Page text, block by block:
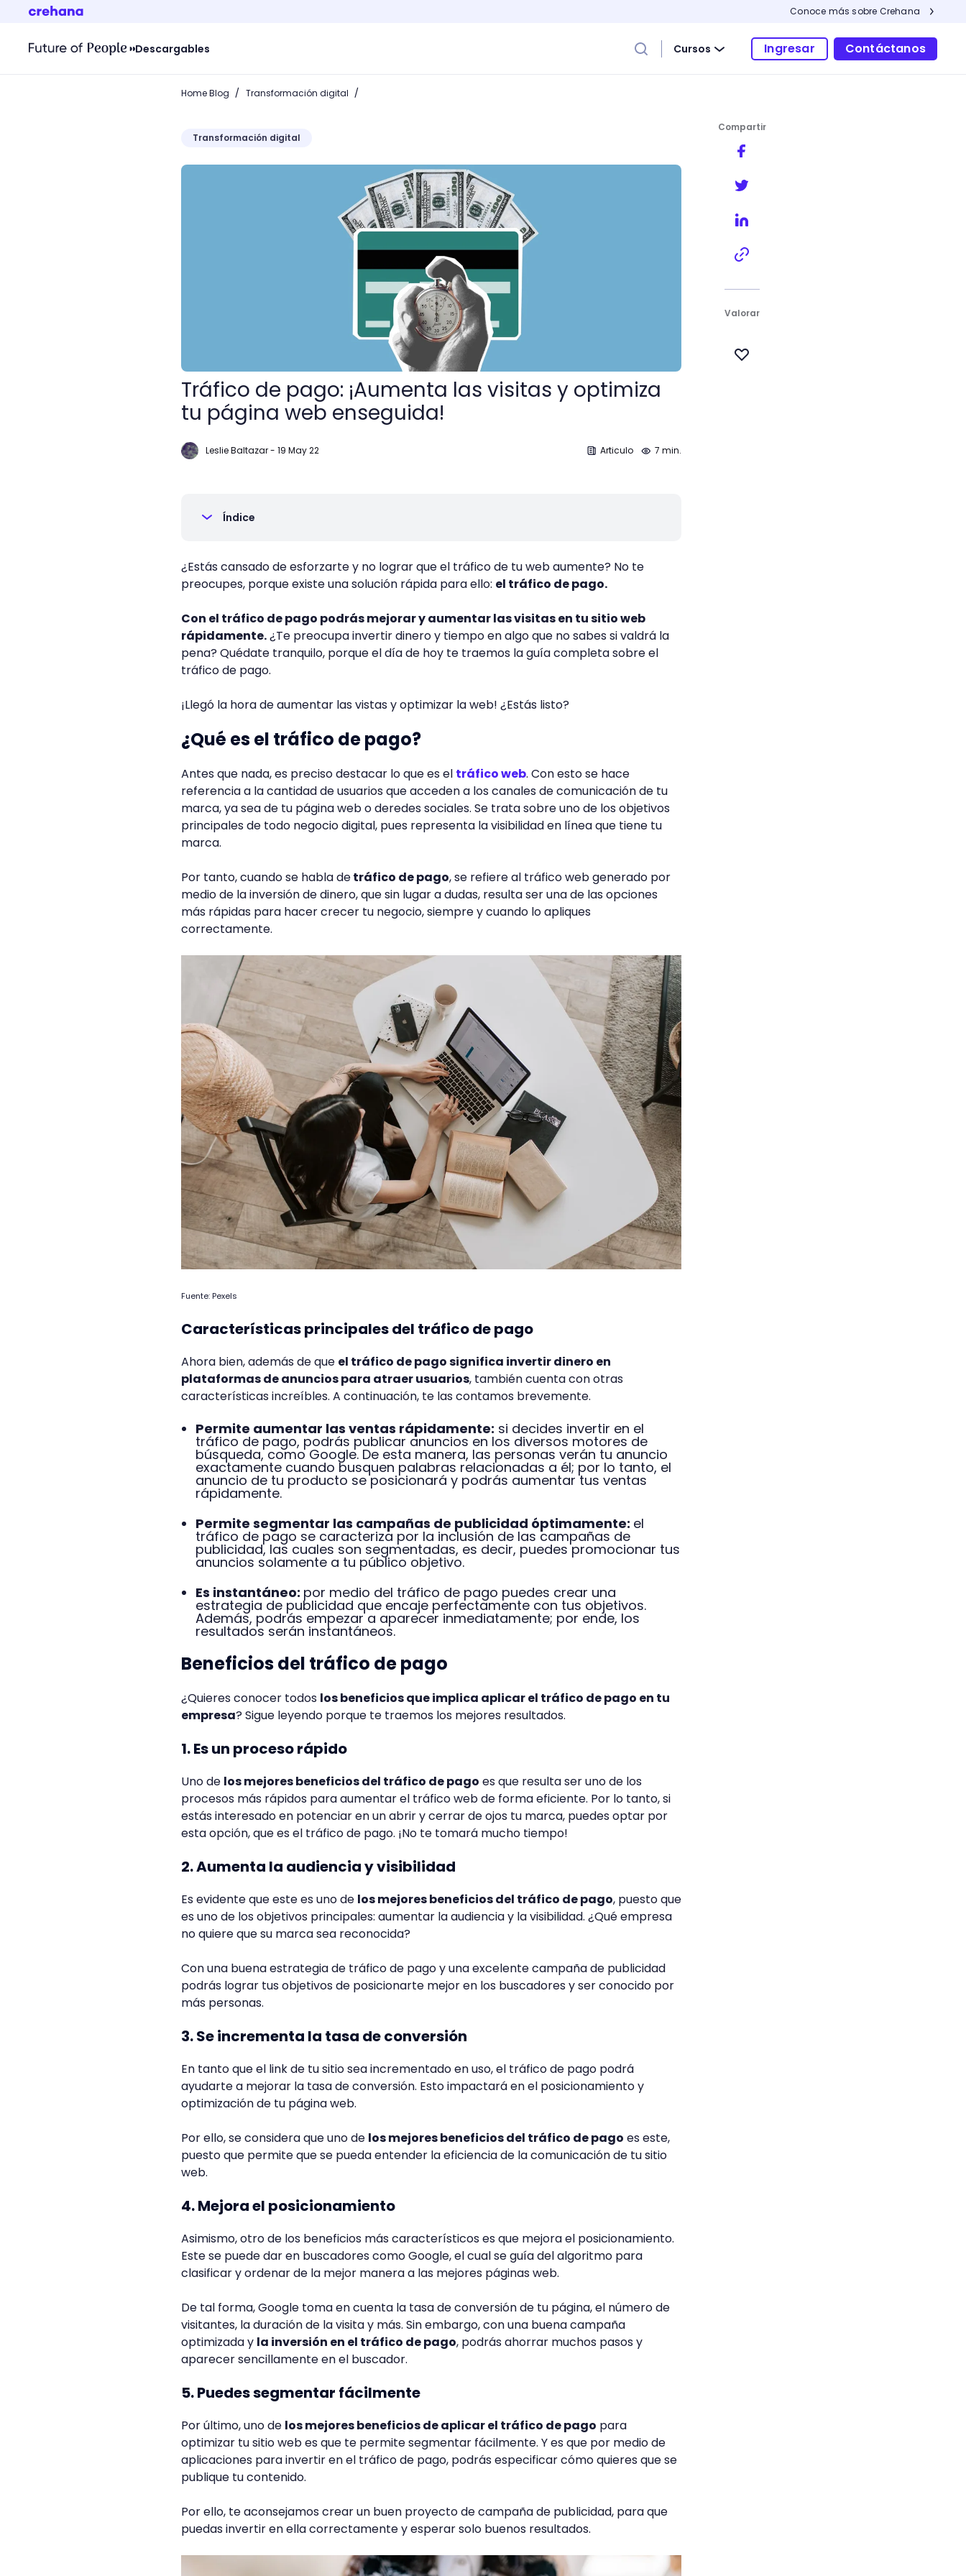
Conoce más sobre Crehana
Descargables Cursos Ingresar Contáctanos
Home Blog / Transformación digital /
Transformación digital
Tráfico de pago: ¡Aumenta las visitas y optimiza tu página web enseguida!
Tráfico de pago: ¡Aumenta las visitas y optimiza
tu página web enseguida!
Leslie Baltazar- 19 May 22 Articulo 7 min.
Índice
¿Estás cansado de esforzarte y no lograr que el tráfico de tu web aumente? No te
preocupes, porque existe una solución rápida para ello: el tráfico de pago.
Con el tráfico de pago podrás mejorar y aumentar las visitas en tu sitio web
rápidamente.¿Te preocupa invertir dinero y tiempo en algo que no sabes si valdrá la
pena? Quédate tranquilo, porque el día de hoy te traemos la guía completa sobre el
tráfico de pago.
¡Llegó la hora de aumentar las vistas y optimizar la web! ¿Estás listo?
¿Qué es el tráfico de pago?
Antes que nada, es preciso destacar lo que es el tráfico web. Con esto se hace
referencia a la cantidad de usuarios que acceden a los canales de comunicación de tu
marca, ya sea de tu página web o deredes sociales. Se trata sobre uno de los objetivos
principales de todo negocio digital, pues representa la visibilidad en línea que tiene tu
marca.
Por tanto, cuando se habla detráfico de pago, se refiere al tráfico web generado por
medio de la inversión de dinero, que sin lugar a dudas, resulta ser una de las opciones
más rápidas para hacer crecer tu negocio, siempre y cuando lo apliques
correctamente.
Fuente: Pexels
Características principales del tráfico de pago
Ahora bien, además de que el tráfico de pago significa invertir dinero en
plataformas de anuncios para atraer usuarios, también cuenta con otras
características increíbles. A continuación, te las contamos brevemente.
Permite aumentar las ventas rápidamente: si decides invertir en el
tráfico de pago, podrás publicar anuncios en los diversos motores de
búsqueda, como Google. De esta manera, las personas verán tu anuncio
exactamente cuando busquen palabras relacionadas a él; por lo tanto, el
anuncio de tu producto se posicionará y podrás aumentar tus ventas
rápidamente.
Permite segmentar las campañas de publicidad óptimamente: el
tráfico de pago se caracteriza por la inclusión de las campañas de
publicidad, las cuales son segmentadas, es decir, puedes promocionar tus
anuncios solamente a tu público objetivo.
Es instantáneo: por medio del tráfico de pago puedes crear una
estrategia de publicidad que encaje perfectamente con tus objetivos.
Además, podrás empezar a aparecer inmediatamente; por ende, los
resultados serán instantáneos.
Beneficios del tráfico de pago
¿Quieres conocer todos los beneficios que implica aplicar el tráfico de pago en tu
empresa? Sigue leyendo porque te traemos los mejores resultados.
1. Es un proceso rápido
Uno de los mejores beneficios del tráfico de pago es que resulta ser uno de los
procesos más rápidos para aumentar el tráfico web de forma eficiente. Por lo tanto, si
estás interesado en potenciar en un abrir y cerrar de ojos tu marca, puedes optar por
esta opción, que es el tráfico de pago. ¡No te tomará mucho tiempo!
2. Aumenta la audiencia y visibilidad
Es evidente que este es uno de los mejores beneficios del tráfico de pago, puesto que
es uno de los objetivos principales: aumentar la audiencia y la visibilidad. ¿Qué empresa
no quiere que su marca sea reconocida?
Con una buena estrategia de tráfico de pago y una excelente campaña de publicidad
podrás lograr tus objetivos de posicionarte mejor en los buscadores y ser conocido por
más personas.
3. Se incrementa la tasa de conversión
En tanto que el link de tu sitio sea incrementado en uso, el tráfico de pago podrá
ayudarte a mejorar la tasa de conversión. Esto impactará en el posicionamiento y
optimización de tu página web.
Por ello, se considera que uno de los mejores beneficios del tráfico de pago es este,
puesto que permite que se pueda entender la eficiencia de la comunicación de tu sitio
web.
4. Mejora el posicionamiento
Asimismo, otro de los beneficios más característicos es que mejora el posicionamiento.
Este se puede dar en buscadores como Google, el cual se guía del algoritmo para
clasificar y ordenar de la mejor manera a las mejores páginas web.
De tal forma, Google toma en cuenta la tasa de conversión de tu página, el número de
visitantes, la duración de la visita y más. Sin embargo, con una buena campaña
optimizada y la inversión en el tráfico de pago, podrás ahorrar muchos pasos y
aparecer sencillamente en el buscador.
5. Puedes segmentar fácilmente
Por último, uno de los mejores beneficios de aplicar el tráfico de pago para
optimizar tu sitio web es que te permite segmentar fácilmente. Y es que por medio de
aplicaciones para invertir en el tráfico de pago, podrás especificar cómo quieres que se
publique tu contenido.
Por ello, te aconsejamos crear un buen proyecto de campaña de publicidad, para que
puedas invertir en ella correctamente y esperar solo buenos resultados.
Compartir
Valorar